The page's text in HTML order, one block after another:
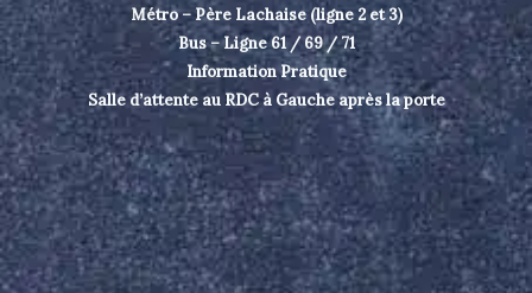
Métro – Père Lachaise (ligne 2 et 3)
Bus – Ligne 61 / 69 / 71
Information Pratique
Salle d’attente au RDC à Gauche après la porte